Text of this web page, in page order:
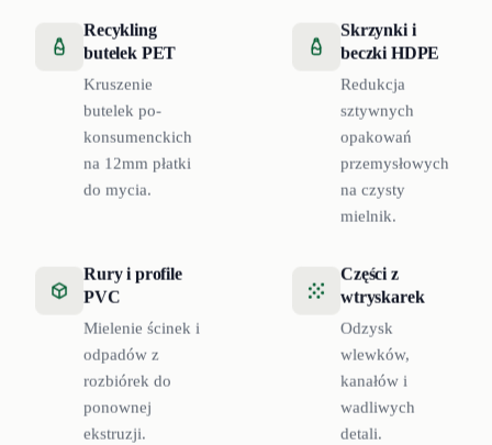
Recykling
butelek PET
Kruszenie
butelek po-
konsumenckich
na 12mm płatki
do mycia.
Skrzynki i
beczki HDPE
Redukcja
sztywnych
opakowań
przemysłowych
na czysty
mielnik.
Rury i profile
PVC
Mielenie ścinek i
odpadów z
rozbiórek do
ponownej
ekstruzji.
Części z
wtryskarek
Odzysk
wlewków,
kanałów i
wadliwych
detali.